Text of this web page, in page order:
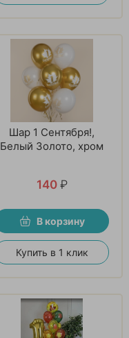
Шар 1 Сентября!,
Белый Золото, хром
140 ₽
В корзину
Купить в 1 клик